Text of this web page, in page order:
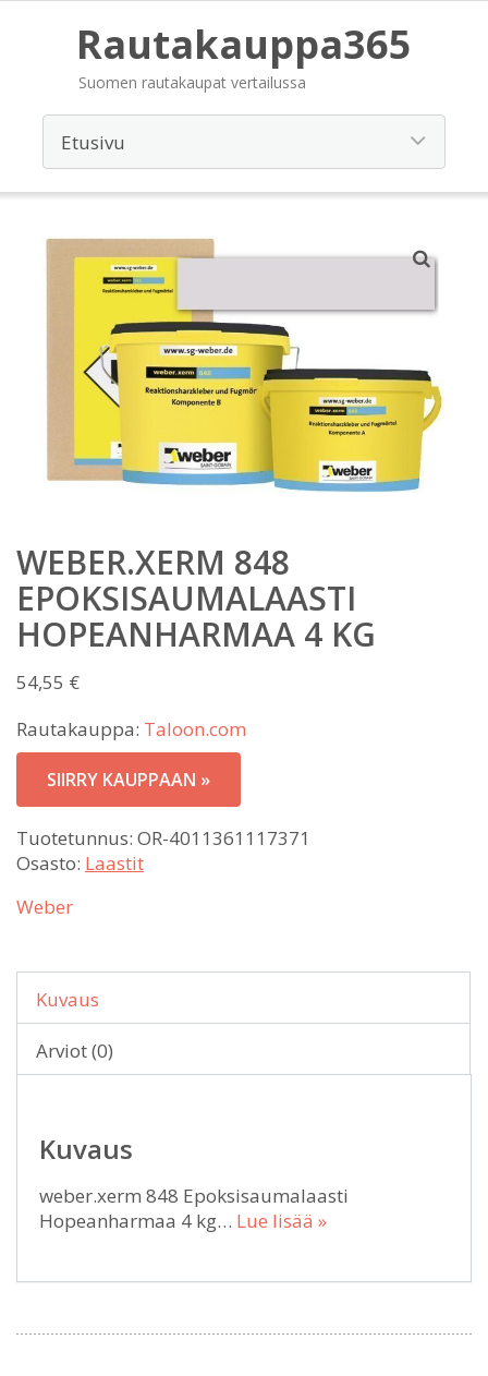
Rautakauppa365
Suomen rautakaupat vertailussa
WEBER.XERM 848
EPOKSISAUMALAASTI
HOPEANHARMAA 4 KG
54,55 €
Rautakauppa: Taloon.com
SIIRRY KAUPPAAN »
Tuotetunnus: OR-4011361117371
Osasto: Laastit
Weber
Kuvaus
Arviot (0)
Kuvaus
weber.xerm 848 Epoksisaumalaasti
Hopeanharmaa 4 kg… Lue lisää »